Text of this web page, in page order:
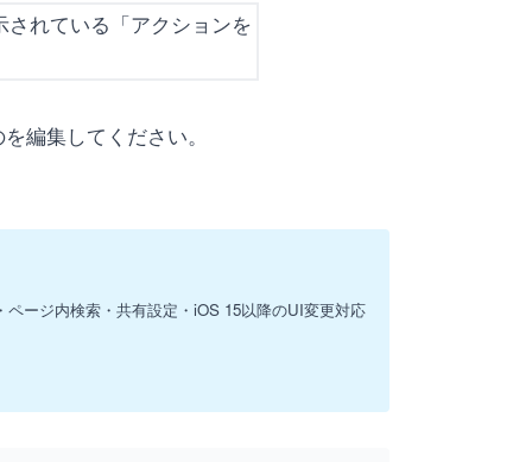
編集してください。
ージ内検索・共有設定・iOS 15以降のUI変更対応